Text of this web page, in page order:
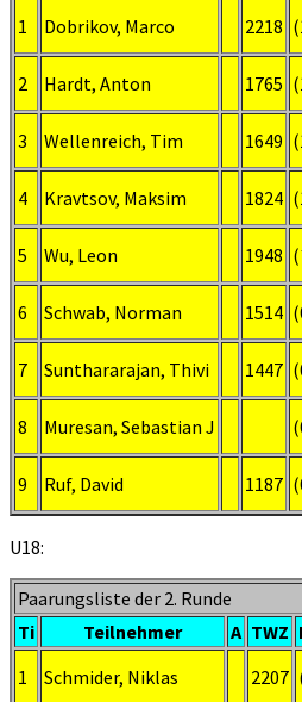
1
Dobrikov, Marco 2218
2 Hardt, Anton 1765
3 Wellenreich, Tim 1649
4 Kravtsov, Maksim 1824
5 Wu, Leon 1948
6 Schwab, Norman 1514
7 Sunthararajan, Thivi 1447
8 Muresan, Sebastian J
9 Ruf, David 1187
U18:
Paarungsliste der 2. Runde
Ti
Teilnehmer A TWZ
1
Schmider, Niklas 2207